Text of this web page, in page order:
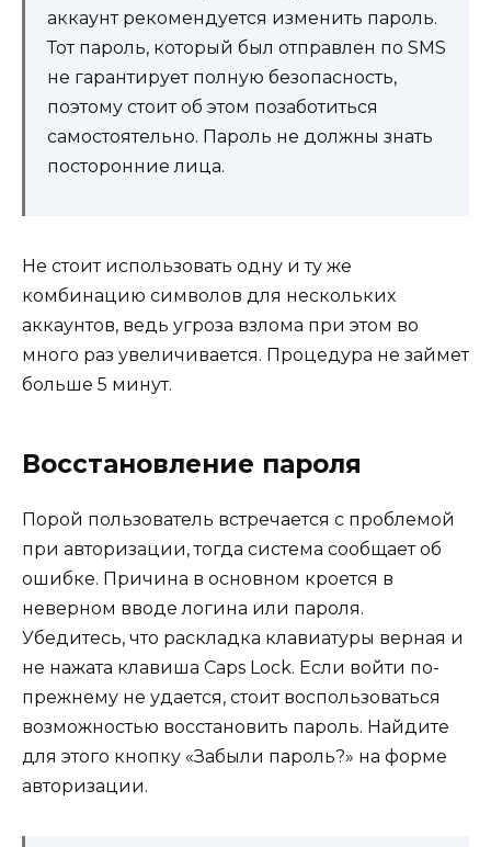
аккаунт рекомендуется изменить пароль.
Тот пароль, который был отправлен по SMS
не гарантирует полную безопасность,
поэтому стоит об этом позаботиться
самостоятельно. Пароль не должны знать
посторонние лица.
Не стоит использовать одну и ту же
комбинацию символов для нескольких
аккаунтов, ведь угроза взлома при этом во
много раз увеличивается. Процедура не займет
больше 5 минут.
Восстановление пароля
Порой пользователь встречается с проблемой
при авторизации, тогда система сообщает об
ошибке. Причина в основном кроется в
неверном вводе логина или пароля.
Убедитесь, что раскладка клавиатуры верная и
не нажата клавиша Caps Lock. Если войти по-
прежнему не удается, стоит воспользоваться
возможностью восстановить пароль. Найдите
для этого кнопку «Забыли пароль?» на форме
авторизации.